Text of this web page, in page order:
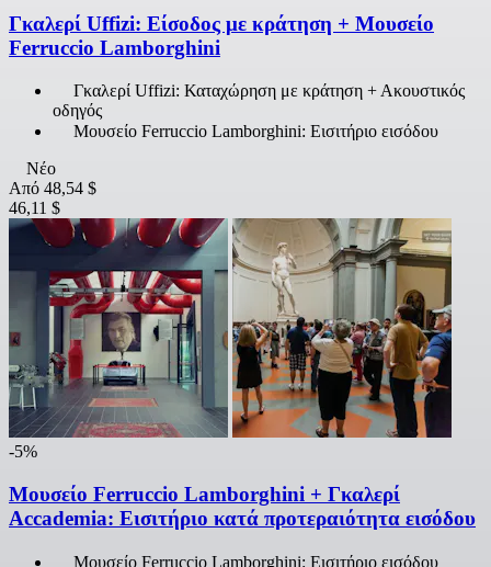
Γκαλερί Uffizi: Είσοδος με κράτηση + Μουσείο
Ferruccio Lamborghini
Γκαλερί Uffizi: Καταχώρηση με κράτηση + Ακουστικός
οδηγός
Μουσείο Ferruccio Lamborghini: Εισιτήριο εισόδου
Νέο
Από 48,54 $
46,11 $
-5%
Μουσείο Ferruccio Lamborghini + Γκαλερί
Accademia: Εισιτήριο κατά προτεραιότητα εισόδου
Μουσείο Ferruccio Lamborghini: Εισιτήριο εισόδου